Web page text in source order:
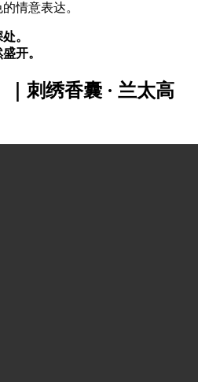
情意表达。
。
开。
刺绣香囊 · 兰太高